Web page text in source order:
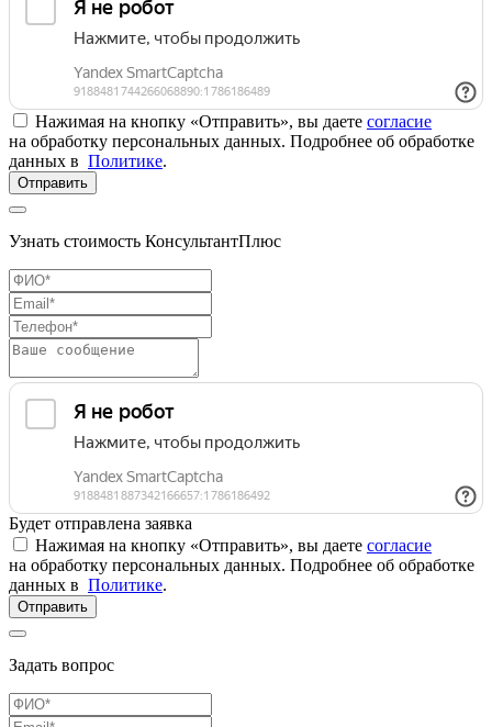
Нажимая на кнопку «Отправить», вы даете согласие
на обработку персональных данных. Подробнее об обработке
данных в Политике.
Отправить
Узнать стоимость КонсультантПлюс
Будет отправлена заявка
Нажимая на кнопку «Отправить», вы даете согласие
на обработку персональных данных. Подробнее об обработке
данных в Политике.
Отправить
Задать вопрос